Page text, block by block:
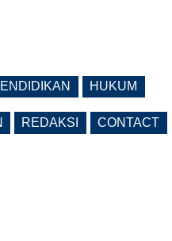
HUKUM
REDAKSI CONTACT